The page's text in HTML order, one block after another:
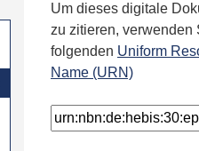
Um dieses digitale
zu zitieren, verwenden
folgenden Uniform
Name (URN)